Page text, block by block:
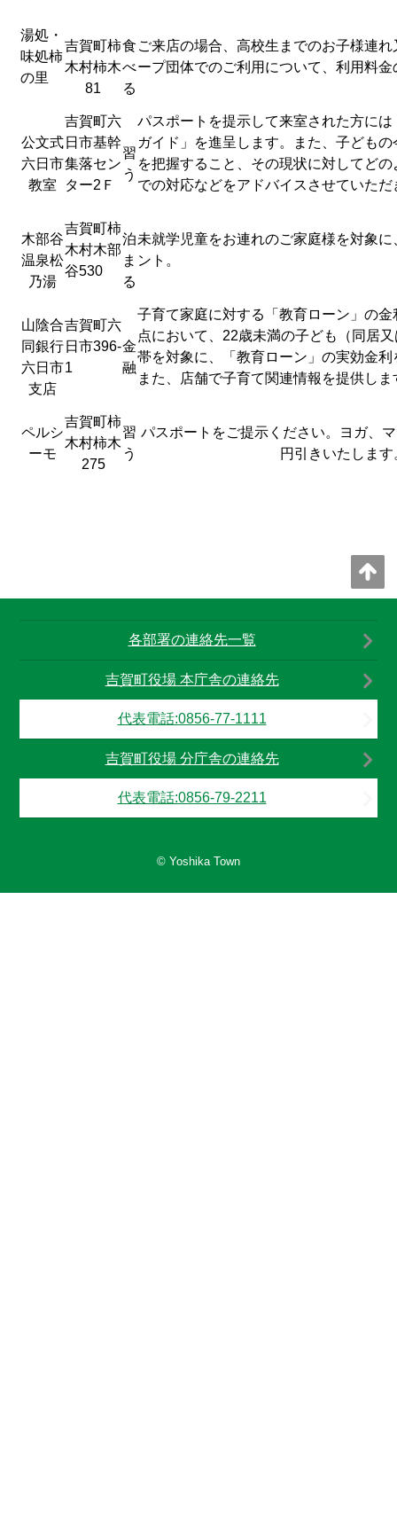
湯処・
味処柿
の里
吉賀町柿
木村柿木
81
食
べ
る
ご来店の場合、高校生までのお子様連
ープ団体でのご利用について、利用料金
公文式
六日市
教室
吉賀町六
日市基幹
集落セン
ター2Ｆ
習
う
パスポートを提示して来室された方に
ガイド」を進呈します。また、子ども
を把握すること、その現状に対してど
での対応などをアドバイスさせていただ
木部谷
温泉松
乃湯
吉賀町柿
木村木部
谷530
泊
ま
る
未就学児童をお連れのご家庭様を対象
ント。
山陰合
同銀行
六日市
支店
吉賀町六
日市396-
1
金
融
子育て家庭に対する「教育ローン」の
点において、22歳未満の子ども（同居
帯を対象に、「教育ローン」の実効金
また、店舗で子育て関連情報を提供しま
ペルシ
ーモ
吉賀町柿
木村柿木
275
習
う
パスポートをご提示ください。ヨガ、
円引きいたします
各部署の連絡先一覧
吉賀町役場 本庁舎の連絡先
代表電話:0856-77-1111
吉賀町役場 分庁舎の連絡先
代表電話:0856-79-2211
© Yoshika Town